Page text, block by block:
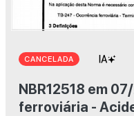
CANCELADA
NBR12518 em 07/2012 - Ocorrência
ferroviária -